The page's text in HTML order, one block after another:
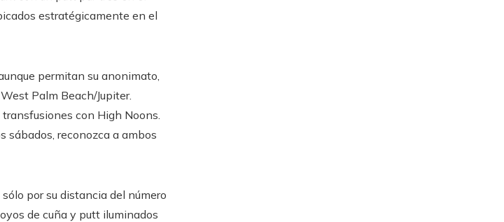
estratégicamente en el
permitan su anonimato,
Palm Beach/Jupiter.
con High Noons.
sábados, reconozca a ambos
por su distancia del número
de cuña y putt iluminados